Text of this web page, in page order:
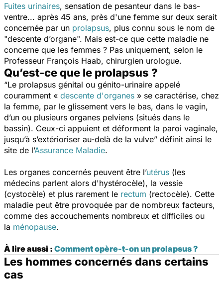
Fuites urinaires, sensation de pesanteur dans le bas-
ventre... après 45 ans, près d'une femme sur deux serait
concernée par un prolapsus, plus connu sous le nom de
"descente d’organe". Mais est-ce que cette maladie ne
concerne que les femmes ? Pas uniquement, selon le
Professeur François Haab, chirurgien urologue.
Qu’est-ce que le prolapsus ?
“Le prolapsus génital ou génito-urinaire appelé
couramment « descente d'organes » se caractérise, chez
la femme, par le glissement vers le bas, dans le vagin,
d’un ou plusieurs organes pelviens (situés dans le
bassin). Ceux-ci appuient et déforment la paroi vaginale,
jusqu’à s’extérioriser au-delà de la vulve” définit ainsi le
site de l’Assurance Maladie.
Les organes concernés peuvent être l’utérus (les
médecins parlent alors d'hystérocèle), la vessie
(cystocèle) et plus rarement le rectum (rectocèle). Cette
maladie peut être provoquée par de nombreux facteurs,
comme des accouchements nombreux et difficiles ou
la ménopause.
À lire aussi : Comment opère-t-on un prolapsus ?
Les hommes concernés dans certains
cas